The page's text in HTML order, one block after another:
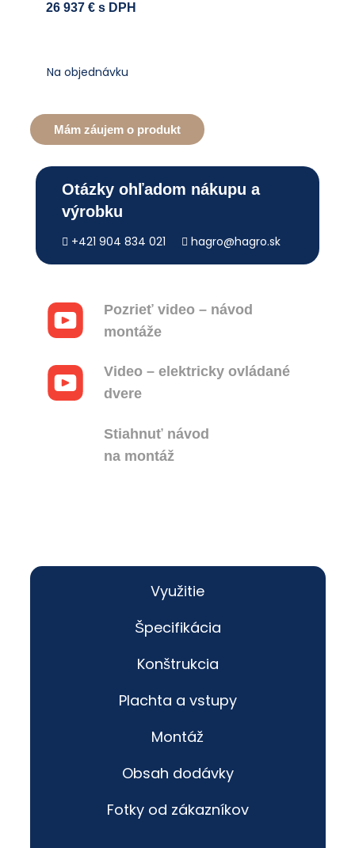
26 937€ s DPH
Na objednávku
Mám záujem o produkt
Otázky ohľadom nákupu a
výrobku
+421 904 834 021 hagro@hagro.sk
Pozrieť video – návod
montáže
Video – elektricky ovládané
dvere
Stiahnuť návod
na montáž
Využitie
Špecifikácia
Konštrukcia
Plachta a vstupy
Montáž
Obsah dodávky
Fotky od zákazníkov